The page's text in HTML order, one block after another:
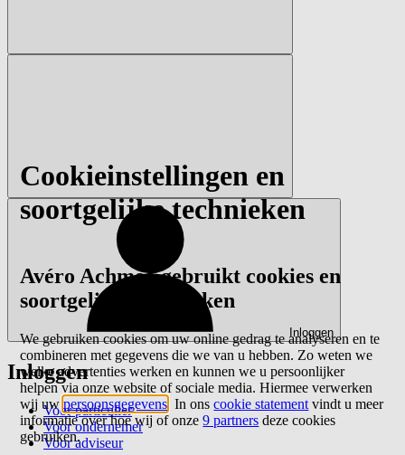
Inloggen
Inloggen
Voor particulier
Voor ondernemer
Voor adviseur
Cookieinstellingen en
soortgelijke technieken
Avéro Achmea gebruikt cookies en
soortgelijke technieken
We gebruiken cookies om uw online gedrag te analyseren en te
combineren met gegevens die we van u hebben. Zo weten we
welke advertenties werken en kunnen we u persoonlijker
helpen via onze website of sociale media. Hiermee verwerken
wij uwpersoonsgegevens . In onscookie statement vindt u meer
informatie over hoe wij of onze9 partners deze cookies
gebruiken.